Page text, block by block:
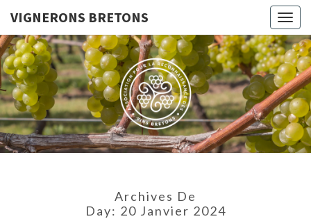
VIGNERONS BRETONS
Le Site De
L'Association
Pour La
Reconnaissance
Des Vins
Bretons
Archives De
Day: 20 Janvier 2024